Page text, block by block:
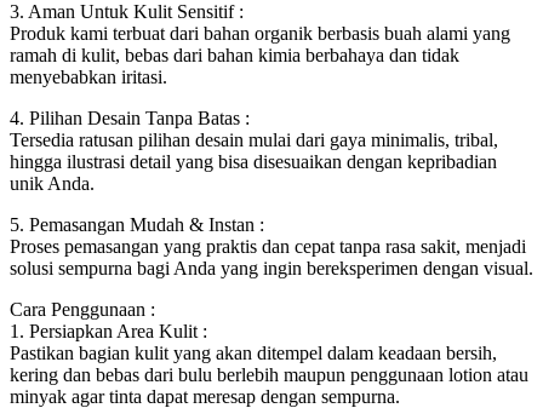
3. Aman Untuk Kulit Sensitif :
Produk kami terbuat dari bahan organik berbasis buah alami yang
ramah di kulit, bebas dari bahan kimia berbahaya dan tidak
menyebabkan iritasi.
4. Pilihan Desain Tanpa Batas :
Tersedia ratusan pilihan desain mulai dari gaya minimalis, tribal,
hingga ilustrasi detail yang bisa disesuaikan dengan kepribadian
unik Anda.
5. Pemasangan Mudah & Instan :
Proses pemasangan yang praktis dan cepat tanpa rasa sakit, menjadi
solusi sempurna bagi Anda yang ingin bereksperimen dengan visual.
Cara Penggunaan :
1. Persiapkan Area Kulit :
Pastikan bagian kulit yang akan ditempel dalam keadaan bersih,
kering dan bebas dari bulu berlebih maupun penggunaan lotion atau
minyak agar tinta dapat meresap dengan sempurna.